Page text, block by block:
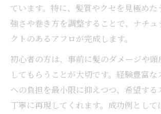
ています。特に、髪質やクセを見極めた
強さや巻き方を調整することで、ナチュ
クトのあるアフロが完成します。
初心者の方は、事前に髪のダメージや
してもらうことが大切です。経験豊富
への負担を最小限に抑えつつ、希望する
丁寧に再現してくれます。成功例として